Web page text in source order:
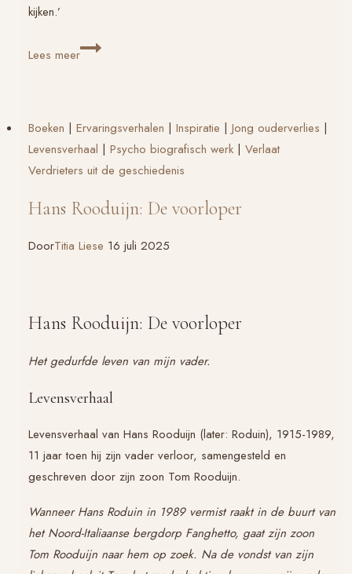
kijken.’
Lees meerIn
verborgen
Boeken | Ervaringsverhalen | Inspiratie | Jong ouderverlies |
Levensverhaal | Psycho biografisch werk | Verlaat
Verdrieters uit de geschiedenis
Hans Rooduijn: De voorloper
DoorTitia Liese 16 juli 2025
Hans Rooduijn: De voorloper
Het gedurfde leven van mijn vader.
Levensverhaal
Levensverhaal van Hans Rooduijn (later: Roduin), 1915-1989,
11 jaar toen hij zijn vader verloor, samengesteld en
geschreven door zijn zoon Tom Rooduijn.
Wanneer Hans Roduin in 1989 vermist raakt in de buurt van
het Noord-Italiaanse bergdorp Fanghetto, gaat zijn zoon
Tom Rooduijn naar hem op zoek. Na de vondst van zijn